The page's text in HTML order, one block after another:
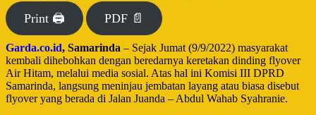
Print 🖨 PDF 📄
Garda.co.id, Samarinda – Sejak Jumat (9/9/2022) masyarakat
kembali dihebohkan dengan beredarnya keretakan dinding flyover
Air Hitam, melalui media sosial. Atas hal ini Komisi III DPRD
Samarinda, langsung meninjau jembatan layang atau biasa disebut
flyover yang berada di Jalan Juanda – Abdul Wahab Syahranie.